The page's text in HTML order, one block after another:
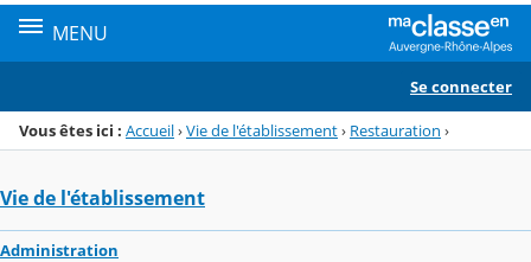
MENU
Se connecter
Vous êtes ici : Accueil›Vie de l'établissement› Restauration ›
Vie de l'établissement
Administration